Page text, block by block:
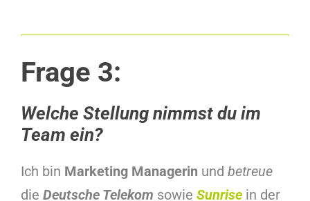
Frage 3:
Welche Stellung nimmst du im
Team ein?
Ich bin Marketing Managerin und betreue
die Deutsche Telekom sowie Sunrise in der